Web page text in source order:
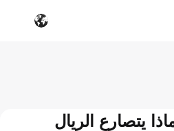
يتصارع الريال